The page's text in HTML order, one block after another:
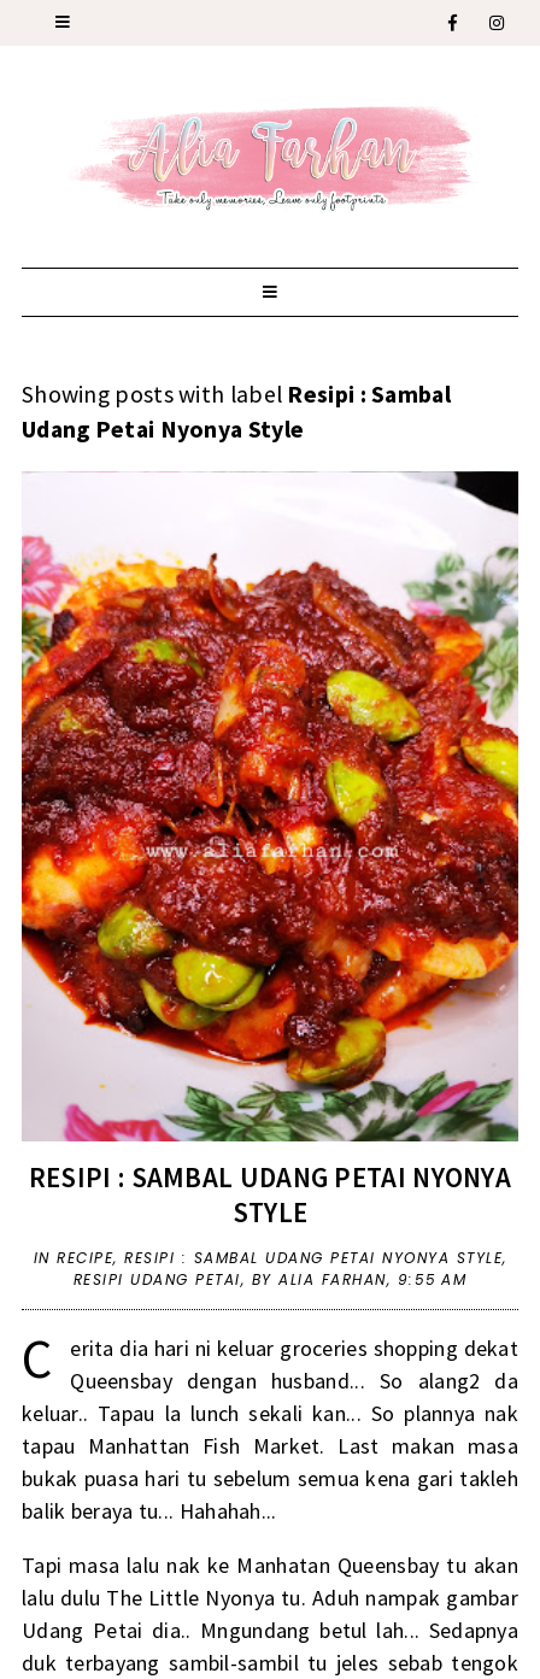
Showing posts with label Resipi : Sambal
Udang Petai Nyonya Style
RESIPI : SAMBAL UDANG PETAI NYONYA
STYLE
IN RECIPE, RESIPI : SAMBAL UDANG PETAI NYONYA STYLE,
RESIPI UDANG PETAI, BY ALIA FARHAN, 9:55 AM
C
erita dia hari ni keluar groceries shopping dekat
Queensbay dengan husband... So alang2 da
keluar.. Tapau la lunch sekali kan... So plannya nak
tapau Manhattan Fish Market. Last makan masa
bukak puasa hari tu sebelum semua kena gari takleh
balik beraya tu... Hahahah...
Tapi masa lalu nak ke Manhatan Queensbay tu akan
lalu dulu The Little Nyonya tu. Aduh nampak gambar
Udang Petai dia.. Mngundang betul lah... Sedapnya
duk terbayang sambil-sambil tu jeles sebab tengok